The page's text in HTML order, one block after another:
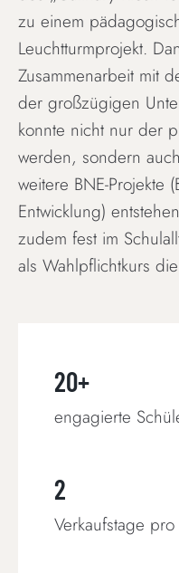
zu einem
Leuchtturmprojekt.
Zusammenarbeit mit
der großzügigen
konnte nicht nur der
werden, sondern
weitere BNE-Projekte
Entwicklung)
zudem fest im
als Wahlpflichtkurs
20+
engagierte
2
Verkaufstage